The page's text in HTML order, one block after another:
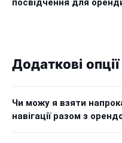
посвідчення для
Додаткові
Чи можу я взяти
навігації разом з